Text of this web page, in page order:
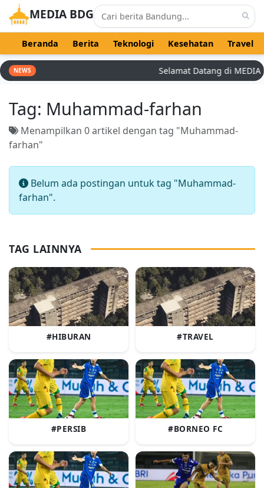
MEDIA BDG
Beranda Berita Teknologi Kesehatan Travel
NEWS Selamat Datang di
Tag: Muhammad-farhan
Menampilkan 0 artikel dengan tag "Muhammad-
farhan"
Belum ada postingan untuk tag "Muhammad-
farhan".
TAG LAINNYA
#HIBURAN #TRAVEL
#PERSIB #BORNEO FC